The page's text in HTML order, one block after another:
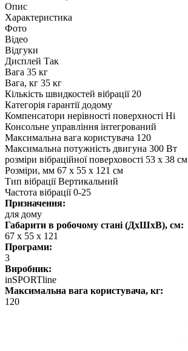
Опис
Характеристика
Фото
Відео
Відгуки
Дисплей Так
Вага 35 кг
Вага, кг 35 кг
Кількість швидкостей вібрації 20
Категорія гарантії додому
Компенсатори нерівності поверхності Ні
Консольне управління інтегрований
Максимальна вага користувача 120
Максимальна потужність двигуна 300 Вт
розміри вібраційної поверховості 53 х 38 см
Розміри, мм 67 х 55 х 121 см
Тип вібрації Вертикальний
Частота вібрації 0-25
Призначення:
для дому
Габарити в робочому стані (ДхШхВ), см:
67 х 55 х 121
Програми:
3
Виробник:
inSPORTline
Максимальна вага користувача, кг:
120